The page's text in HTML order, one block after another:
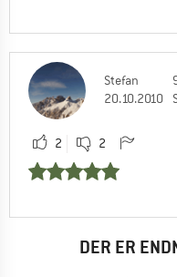
Stefan
20.10.2010
2 2
DER ER